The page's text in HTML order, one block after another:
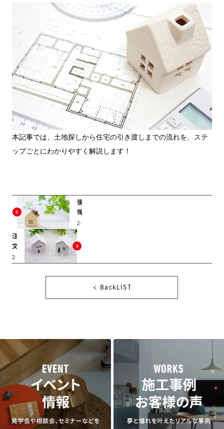
本記事では、土地探しから住宅の引き渡しまでの流れを、ステ
ップごとにわかりやすく解説します！
後
悔
し
な
い
土
地
2025/08/08
注
文
住
宅
い
と
は？
2025/07/15
BackLIST